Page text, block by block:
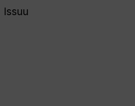
Issuu